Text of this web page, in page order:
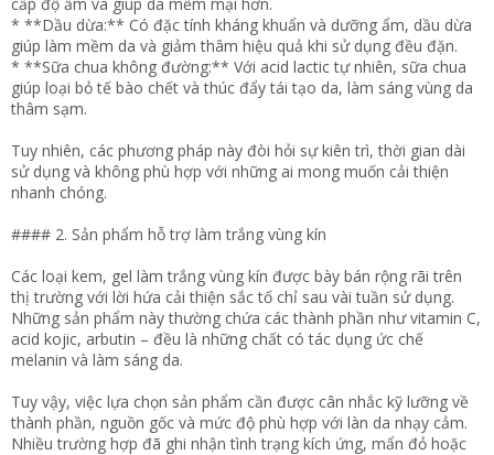
* **Dầu dừa:** Có đặc tính kháng khuẩn và dưỡng ẩm, dầu dừa
giúp làm mềm da và giảm thâm hiệu quả khi sử dụng đều đặn.
* **Sữa chua không đường:** Với acid lactic tự nhiên, sữa chua
giúp loại bỏ tế bào chết và thúc đẩy tái tạo da, làm sáng vùng da
thâm sạm.
Tuy nhiên, các phương pháp này đòi hỏi sự kiên trì, thời gian dài
sử dụng và không phù hợp với những ai mong muốn cải thiện
nhanh chóng.
#### 2. Sản phẩm hỗ trợ làm trắng vùng kín
Các loại kem, gel làm trắng vùng kín được bày bán rộng rãi trên
thị trường với lời hứa cải thiện sắc tố chỉ sau vài tuần sử dụng.
Những sản phẩm này thường chứa các thành phần như vitamin C,
acid kojic, arbutin – đều là những chất có tác dụng ức chế
melanin và làm sáng da.
Tuy vậy, việc lựa chọn sản phẩm cần được cân nhắc kỹ lưỡng về
thành phần, nguồn gốc và mức độ phù hợp với làn da nhạy cảm.
Nhiều trường hợp đã ghi nhận tình trạng kích ứng, mẩn đỏ hoặc